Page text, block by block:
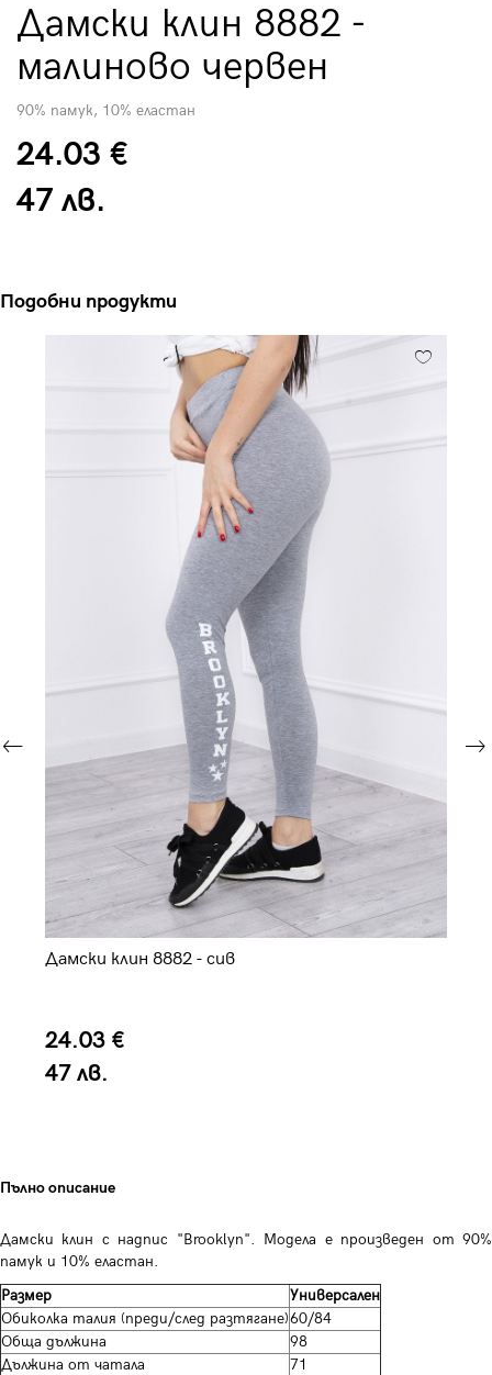
Дамски клин 8882 -
малиново червен
90% памук, 10% еластан
24.03 €
47 лв.
Подобни продукти
Дамски клин 8882 - сив
24.03 €
47 лв.
Пълно описание
Дамски клин с надпис "Brooklyn". Модела е произведен от 90%
памук и 10% еластан.
Размер
Универсален
Обиколка талия (преди/след разтягане)60/84
Обща дължина
98
Дължина от чатала
71